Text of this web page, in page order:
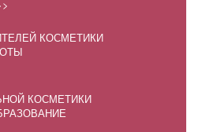
КОСМЕТИКИ
КОСМЕТИКИ